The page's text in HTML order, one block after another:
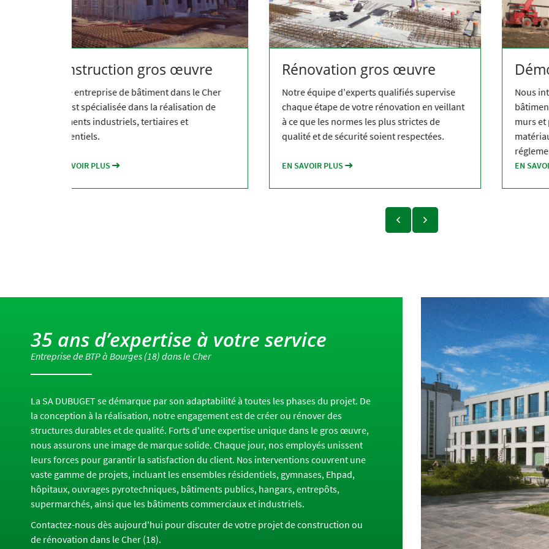
Rénovation gros œuvre
Notre équipe d'experts qualifiés supervise
chaque étape de votre rénovation en veillant
à ce que les normes les plus strictes de
qualité et de sécurité soient respectées.
EN SAVOIR PLUS
Démolition
Nous intervenons sur tous types de
bâtiments et assurons la démolition des
murs et planchers et le recyclage des
matériaux dans le respect de la
EN SAVOIR PLUS
35 ans d’expertise à votre service
Entreprise de BTP à Bourges (18) dans le Cher
La SA DUBUGET se démarque par son adaptabilité à toutes les phases du projet. De
la conception à la réalisation, notre engagement est de créer ou rénover des
structures durables et de qualité. Forts d'une expertise unique dans le gros œuvre,
nous assurons une image de marque solide. Chaque jour, nos employés unissent
leurs forces pour garantir la satisfaction du client. Nos interventions couvrent une
vaste gamme de projets, incluant les ensembles résidentiels, gymnases, Ehpad,
hôpitaux, ouvrages pyrotechniques, bâtiments publics, hangars, entrepôts,
supermarchés, ainsi que les bâtiments commerciaux et industriels.
Contactez-nous dès aujourd'hui pour discuter de votre projet de construction ou
de rénovation dans le Cher (18).